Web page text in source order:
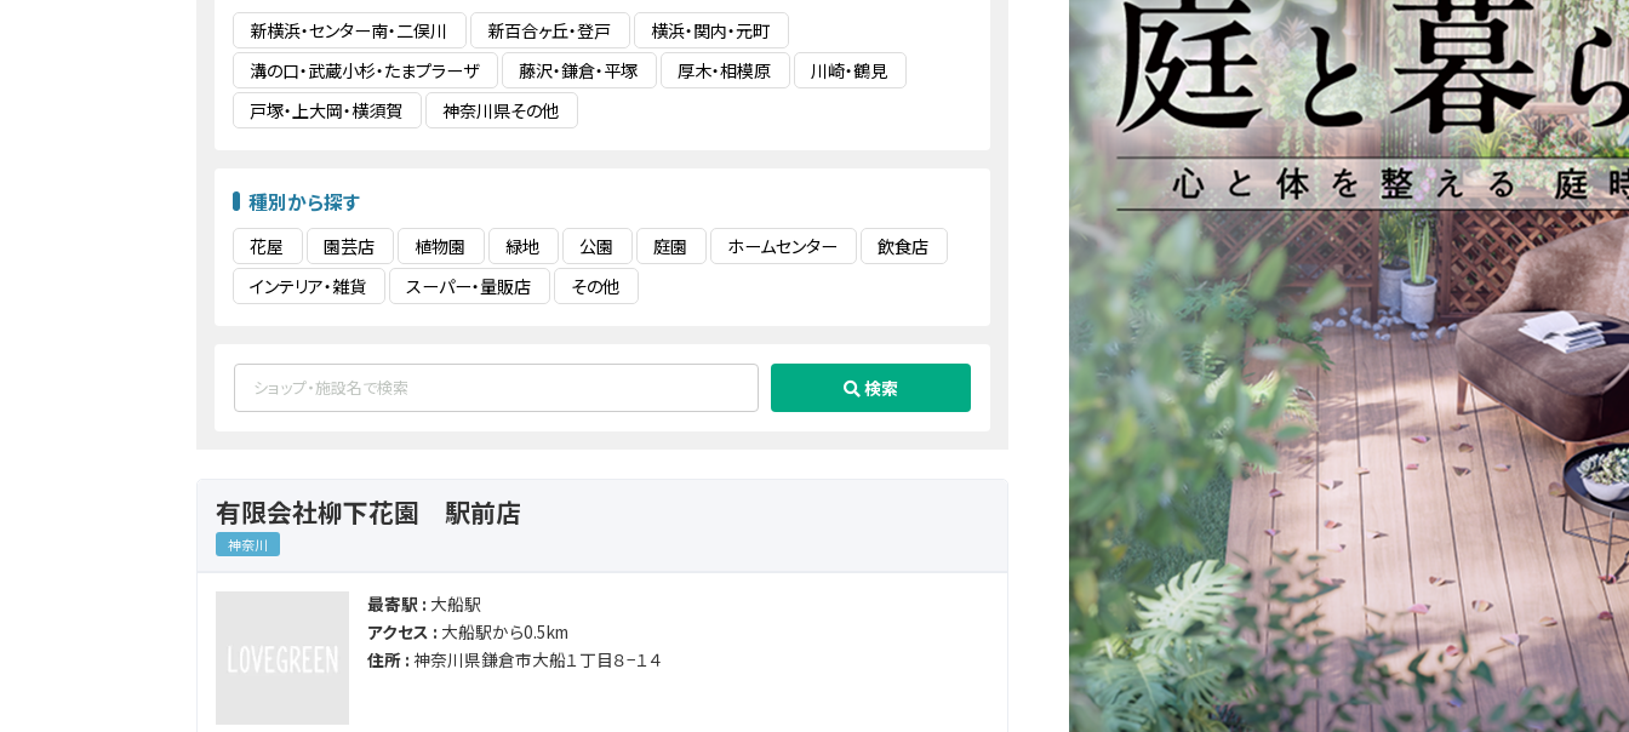
新横浜・センター南・二俣川 新百合ヶ丘・登戸
横浜・関内・元町
溝の口・武蔵小杉・たまプラーザ
藤沢・鎌倉・平塚 厚木・相模原
川崎・鶴見
戸塚・上大岡・横須賀
神奈川県その他
種別から探す
花屋 園芸店 植物園 緑地 公園 庭園 ホームセンター
飲食店
インテリア・雑貨
スーパー・量販店 その他
検索
有限会社柳下花園 駅前店
神奈川
最寄駅 : 大船駅
アクセス : 大船駅から0.5km
住所 : 神奈川県鎌倉市大船１丁目８−１４